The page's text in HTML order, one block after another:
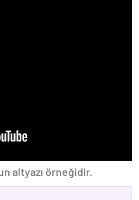
altyazı örneğidir.